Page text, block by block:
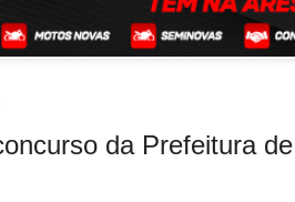
da Prefeitura